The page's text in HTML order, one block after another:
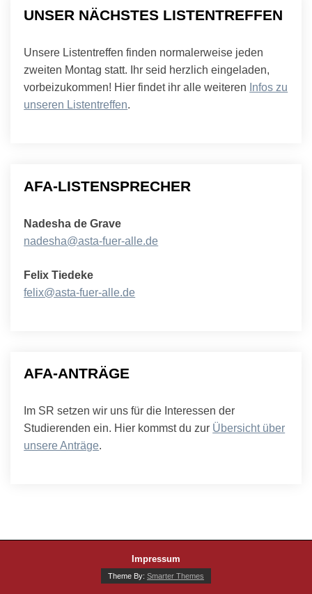
UNSER NÄCHSTES LISTENTREFFEN
Unsere Listentreffen finden normalerweise jeden
zweiten Montag statt. Ihr seid herzlich eingeladen,
vorbeizukommen! Hier findet ihr alle weiteren Infos zu
unseren Listentreffen.
AFA-LISTENSPRECHER
Nadesha de Grave
nadesha@asta-fuer-alle.de
Felix Tiedeke
felix@asta-fuer-alle.de
AFA-ANTRÄGE
Im SR setzen wir uns für die Interessen der
Studierenden ein. Hier kommst du zur Übersicht über
unsere Anträge.
Impressum
Theme By: Smarter Themes